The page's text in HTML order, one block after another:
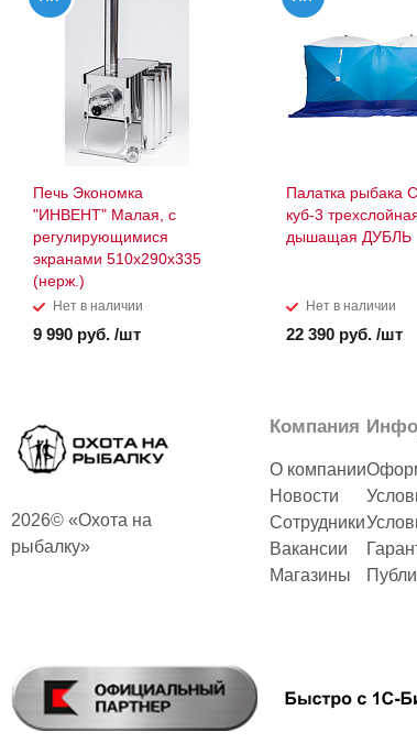
Печь Экономка
"ИНВЕНТ" Малая, с
регулирующимися
экранами 510х290х335
(нерж.)
Нет в наличии
9 990 руб. /шт
Палатка рыбака
куб-3
дышащая ДУБЛЬ
Нет в наличии
22 390 руб. /шт
2026© «Охота на
рыбалку»
Компания
О компании
Новости
Сотрудники
Вакансии
Магазины